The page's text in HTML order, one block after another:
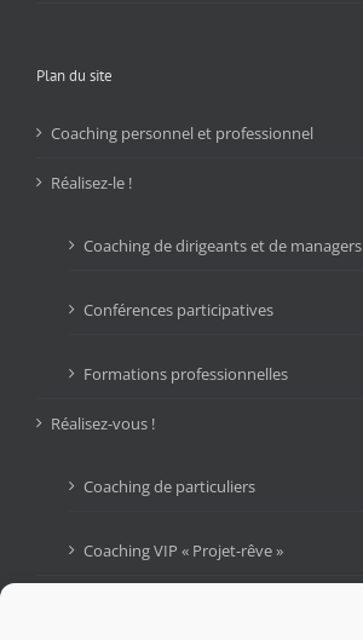
Plan du site
Coaching personnel et professionnel
Réalisez-le !
Coaching de dirigeants et de managers
Conférences participatives
Formations professionnelles
Réalisez-vous !
Coaching de particuliers
Coaching VIP « Projet-rêve »